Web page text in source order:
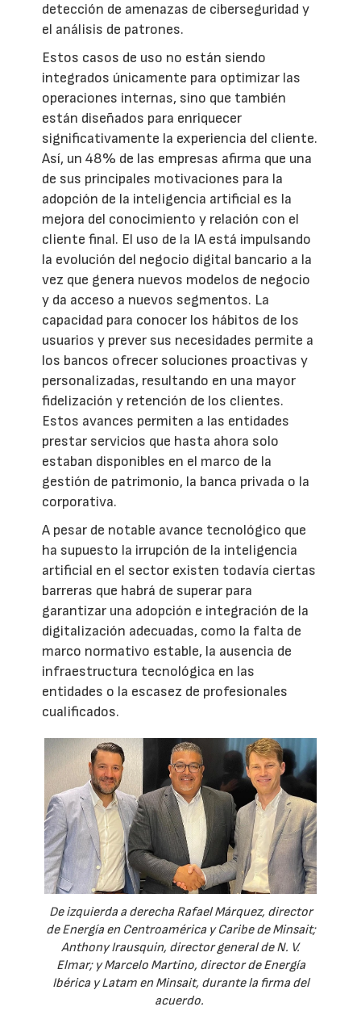
detección de amenazas de ciberseguridad y
el análisis de patrones.
Estos casos de uso no están siendo
integrados únicamente para optimizar las
operaciones internas, sino que también
están diseñados para enriquecer
significativamente la experiencia del cliente.
Así, un 48% de las empresas afirma que una
de sus principales motivaciones para la
adopción de la inteligencia artificial es la
mejora del conocimiento y relación con el
cliente final. El uso de la IA está impulsando
la evolución del negocio digital bancario a la
vez que genera nuevos modelos de negocio
y da acceso a nuevos segmentos. La
capacidad para conocer los hábitos de los
usuarios y prever sus necesidades permite a
los bancos ofrecer soluciones proactivas y
personalizadas, resultando en una mayor
fidelización y retención de los clientes.
Estos avances permiten a las entidades
prestar servicios que hasta ahora solo
estaban disponibles en el marco de la
gestión de patrimonio, la banca privada o la
corporativa.
A pesar de notable avance tecnológico que
ha supuesto la irrupción de la inteligencia
artificial en el sector existen todavía ciertas
barreras que habrá de superar para
garantizar una adopción e integración de la
digitalización adecuadas, como la falta de
marco normativo estable, la ausencia de
infraestructura tecnológica en las
entidades o la escasez de profesionales
cualificados.
De izquierda a derecha Rafael Márquez, director
de Energía en Centroamérica y Caribe de Minsait;
Anthony Irausquin, director general de N. V.
Elmar; y Marcelo Martino, director de Energía
Ibérica y Latam en Minsait, durante la firma del
acuerdo.